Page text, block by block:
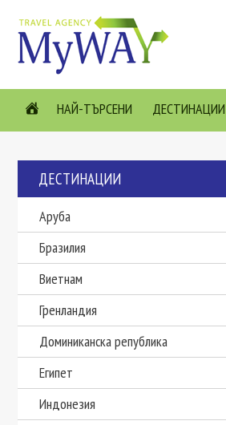
НАЙ-ТЪРСЕНИ ДЕСТИНАЦИИ
ДЕСТИНАЦИИ
Аруба
Бразилия
Виетнам
Гренландия
Доминиканска република
Египет
Индонезия